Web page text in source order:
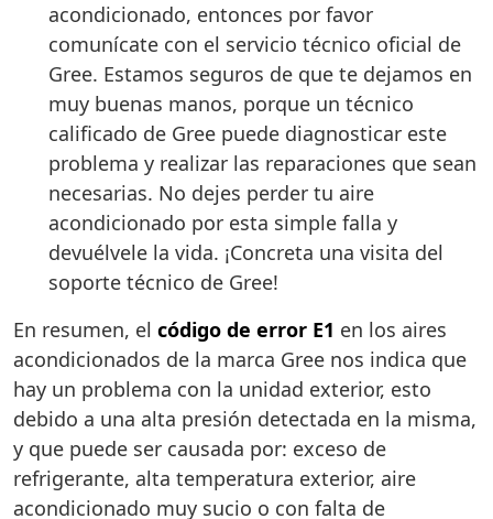
acondicionado, entonces por favor
comunícate con el servicio técnico oficial de
Gree. Estamos seguros de que te dejamos en
muy buenas manos, porque un técnico
calificado de Gree puede diagnosticar este
problema y realizar las reparaciones que sean
necesarias. No dejes perder tu aire
acondicionado por esta simple falla y
devuélvele la vida. ¡Concreta una visita del
soporte técnico de Gree!
En resumen, el código de error E1 en los aires
acondicionados de la marca Gree nos indica que
hay un problema con la unidad exterior, esto
debido a una alta presión detectada en la misma,
y que puede ser causada por: exceso de
refrigerante, alta temperatura exterior, aire
acondicionado muy sucio o con falta de